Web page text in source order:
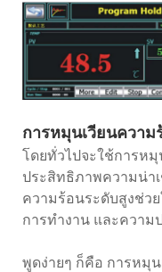
การหมุนเวียนความ
โดยทั่วไปจะใช้การห
ประสิทธิภาพความน่า
ความร้อนระดับสูงช่ว
การทำงาน และควา
พูดง่ายๆ ก็คือ การหมุน